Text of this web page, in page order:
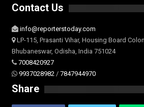
Contact Us
info@reporterstoday.com
LP-115, Prasanti Vihar, Housing Board
Bhubaneswar, Odisha, India 751024
7008420927
9937028982 / 7847944970
Share